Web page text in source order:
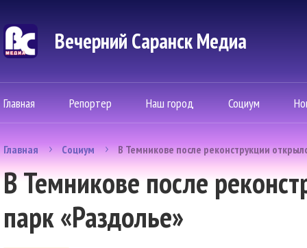
Вечерний Саранск Mедиа
Главная Репортер Наш город Социум
Главная Социум В Темникове после реконструкции
В Темникове после
парк «Раздолье»